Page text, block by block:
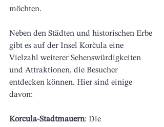
möchten.
Neben den Städten und historischen Erbe
gibt es auf der Insel Korčula eine
Vielzahl weiterer Sehenswürdigkeiten
und Attraktionen, die Besucher
entdecken können. Hier sind einige
davon:
Korcula-Stadtmauern: Die